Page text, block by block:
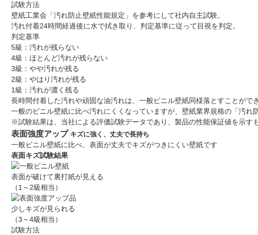
試験方法
壁紙工業会「汚れ防止壁紙性能規定」を参考にして社内自主試験。
汚れ付着24時間経過後に水で拭き取り、判定基準に従って目視を判定。
判定基準
5級：汚れが残らない
4級：ほとんど汚れが残らない
3級：やや汚れが残る
2級：やはり汚れが残る
1級：汚れが濃く残る
長時間付着した汚れや頑固な油汚れは、一般ビニル壁紙同様落とすことがで
一般のビニル壁紙に比べ汚れにくくなっていますが、壁紙業界規格の「汚れ
※試験結果は、当社による評価試験データであり、製品の性能保証値を示す
表面強度アップ キズに強く、丈夫で長持ち
一般ビニル壁紙に比べ、表面が丈夫でキズがつきにくい壁紙です
表面キズ試験結果
表面が破けて裏打紙が見える
（1～2級相当）
少しキズが見られる
（3～4級相当）
試験方法